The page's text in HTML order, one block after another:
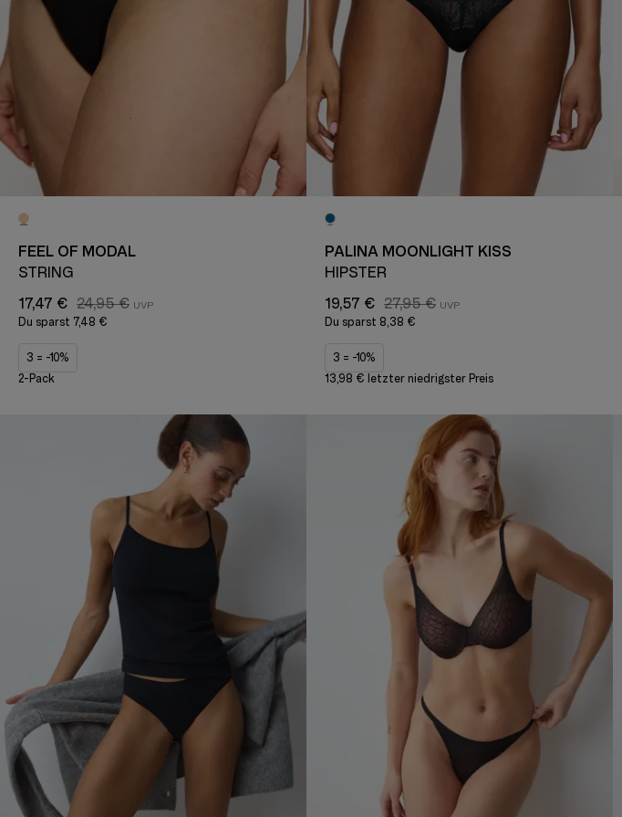
FEEL OF MODAL
STRING
17,47 € 24,95 €
Du sparst 7,48 €
3 = -10%
2-Pack
PALINA MOONLIGHT KISS
HIPSTER
19,57 € 27,95 €
Du sparst 8,38 €
3 = -10%
13,98 € letzter niedrigster Preis